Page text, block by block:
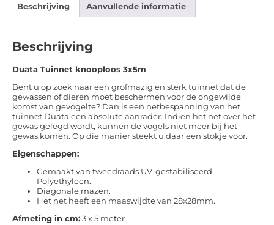
Beschrijving Aanvullende informatie
Beschrijving
Duata Tuinnet knooploos 3x5m
Bent u op zoek naar een grofmazig en sterk tuinnet dat de
gewassen of dieren moet beschermen voor de ongewilde
komst van gevogelte? Dan is een netbespanning van het
tuinnet Duata een absolute aanrader. Indien het net over het
gewas gelegd wordt, kunnen de vogels niet meer bij het
gewas komen. Op die manier steekt u daar een stokje voor.
Eigenschappen:
Gemaakt van tweedraads UV-gestabiliseerd
Polyethyleen.
Diagonale mazen.
Het net heeft een maaswijdte van 28x28mm.
Afmeting in cm:3x 5 meter